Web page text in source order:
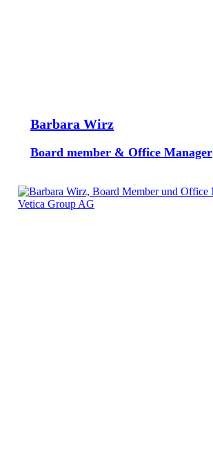
Barbara Wirz
Board member & Office Manager